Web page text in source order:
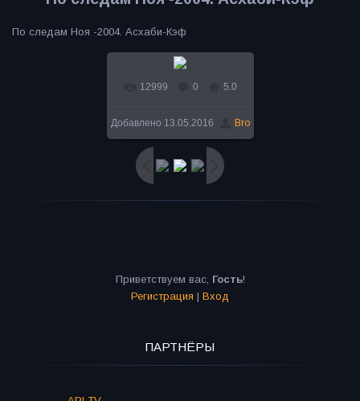
По следам Ноя -2004. Асхаби-Кэф
В реальном размере
600x450/ 112.3Kb
12999 0 5.0
Добавлено 13.05.2016 Bro
Приветствуем вас, Гость!
Регистрация | Вход
ПАРТНЁРЫ